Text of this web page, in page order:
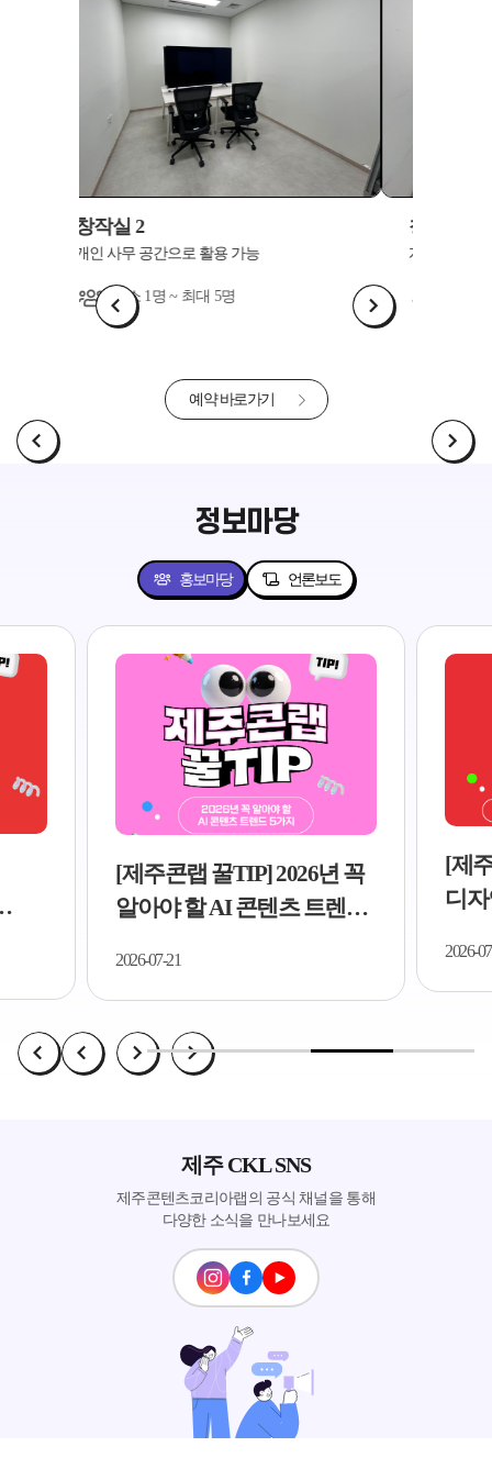
창작실 3
개인 사무 공간으로 활용 가능
최소 1명 ~ 최대 5명
예약 바로가기
정보마당
홍보마당 언론보도
[제주콘랩 꿀TIP] 2026년 꼭
알아야 할 AI 콘텐츠 트렌드
2026-07-21
[제
디
2026-
제주 CKL SNS
제주콘텐츠코리아랩의 공식 채널을 통해
다양한 소식을 만나보세요